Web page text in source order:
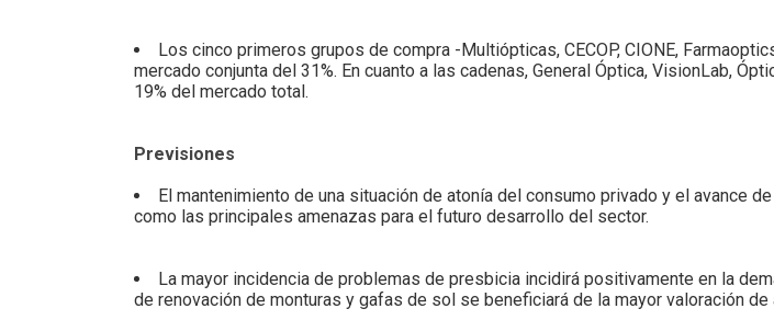
Los cinco primeros grupos de compra -Multiópticas, CECOP, CIONE,
mercado conjunta del 31%. En cuanto a las cadenas, General Óptica, VisionLab,
19% del mercado total.
Previsiones
El mantenimiento de una situación de atonía del consumo privado y el avance
como las principales amenazas para el futuro desarrollo del sector.
La mayor incidencia de problemas de presbicia incidirá positivamente en la
de renovación de monturas y gafas de sol se beneficiará de la mayor valoración